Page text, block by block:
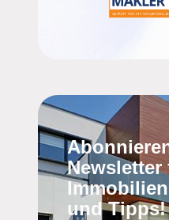
und Tipps!